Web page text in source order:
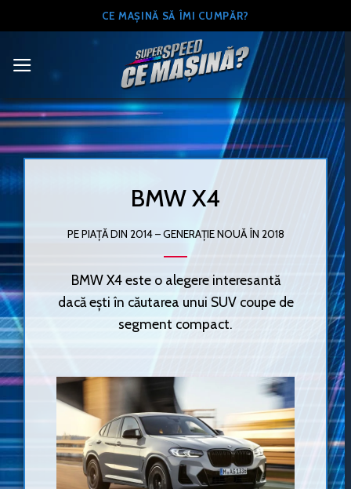
to
CE MAȘINĂ SĂ ÎMI CUMPĂR?
BMW X4
PE PIAȚĂ DIN 2014 – GENERAȚIE NOUĂ ÎN 2018
BMW X4 este o alegere interesantă
dacă ești în căutarea unui SUV coupe de
segment compact.